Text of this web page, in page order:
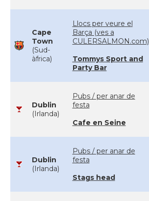
Cape
Town
(Sud-
àfrica)
Llocs per veure el
Barça (ves a
CULERSALMON.com)
Tommys Sport and
Party Bar
Dublin
(Irlanda)
Pubs / per anar de
festa
Cafe en Seine
Dublin
(Irlanda)
Pubs / per anar de
festa
Stags head